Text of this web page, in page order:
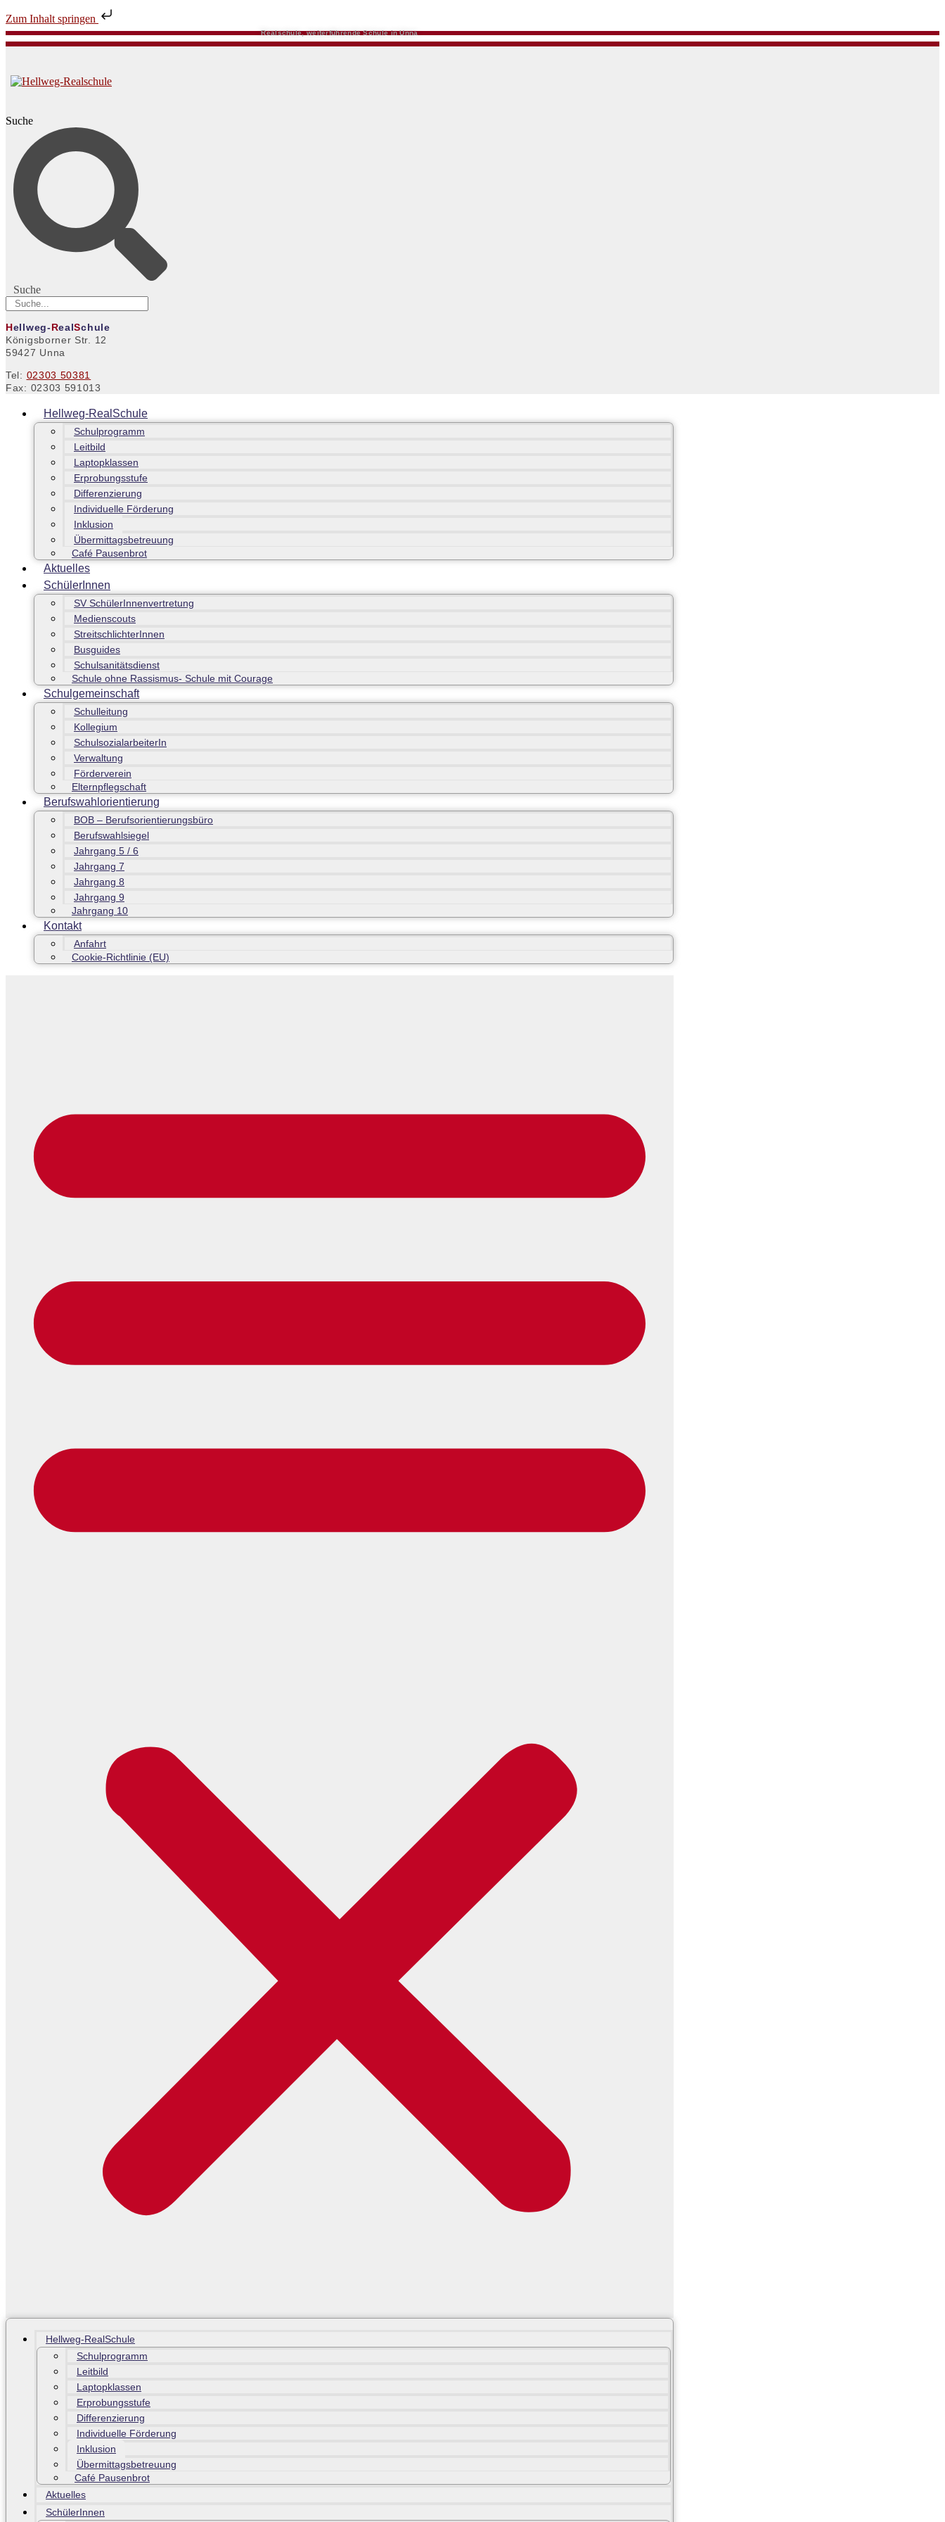
Zum Inhalt springen
Realschule, weiterführende Schule in Unna
Suche
Suche
Hellweg-RealSchule
Königsborner Str. 12
59427 Unna
Tel: 02303 50381
Fax: 02303 591013
Hellweg-RealSchule
Schulprogramm
Leitbild
Laptopklassen
Erprobungsstufe
Differenzierung
Individuelle Förderung
Inklusion
Übermittagsbetreuung
Café Pausenbrot
Aktuelles
SchülerInnen
SV SchülerInnenvertretung
Medienscouts
StreitschlichterInnen
Busguides
Schulsanitätsdienst
Schule ohne Rassismus- Schule mit Courage
Schulgemeinschaft
Schulleitung
Kollegium
SchulsozialarbeiterIn
Verwaltung
Förderverein
Elternpflegschaft
Berufswahlorientierung
BOB – Berufsorientierungsbüro
Berufswahlsiegel
Jahrgang 5 / 6
Jahrgang 7
Jahrgang 8
Jahrgang 9
Jahrgang 10
Kontakt
Anfahrt
Cookie-Richtlinie (EU)
Hellweg-RealSchule
Schulprogramm
Leitbild
Laptopklassen
Erprobungsstufe
Differenzierung
Individuelle Förderung
Inklusion
Übermittagsbetreuung
Café Pausenbrot
Aktuelles
SchülerInnen